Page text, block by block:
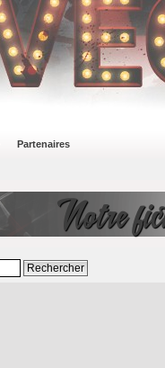
Partenaires
Notre